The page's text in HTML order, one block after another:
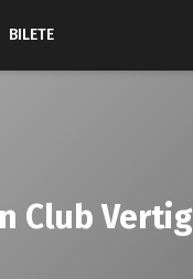
BILETE
Club